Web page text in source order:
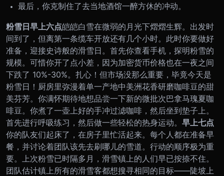
最后，你克制住了去当地酒馆一醉方休的冲动。
粉雪日早上六点皑皑白雪在微弱的月光下熠熠生辉。出发时
间到了，但离第一条缆车开放还有几个小时。此时你要做好
准备，迎接史诗般的滑雪日。 首先你查看手机，探明粉雪的
规模。可惜你开了点小差，因为加密货币价格也在一夜之间
下跌了 10%-30%。扎心！但市场没那么重要，毕竟今天是
粉雪日！ 厨房里弥漫着单一产地中美洲花香研磨咖啡豆的甜
美芬芳。你满怀期待地想品尝一下新的微批次巴拿马瑰夏咖
啡豆。你煮了一壶上好的手冲过滤咖啡，然后坐到垫子上。
首先进行呼吸练习，然后做一些轻松的热身运动。 早上七点
你的队友们起床了，在房子里忙活起来。每个人都在准备早
餐，并讨论着团队该先去刷哪儿的雪道。行动的顺序极为重
要。上次粉雪已时隔多月，滑雪镇上的人们早已按捺不住。
团队估计镇上所有的滑雪客都想搜寻相同的目标——陡坡上